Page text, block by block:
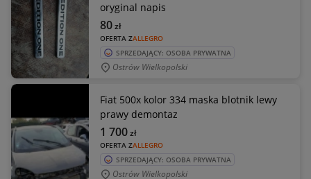
oryginal napis
OFERTA ZALLEGRO
80zł
SPRZEDAJĄCY: OSOBA PRYWATNA
Ostrów Wielkopolski
Fiat 500x kolor 334 maska blotnik lewy
prawy demontaz
OFERTA ZALLEGRO
1 700zł
SPRZEDAJĄCY: OSOBA PRYWATNA
Ostrów Wielkopolski